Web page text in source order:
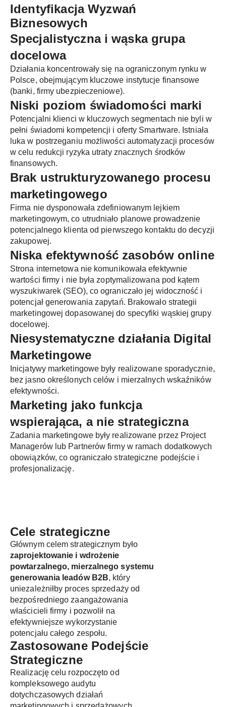
Identyfikacja Wyzwań
Biznesowych
Specjalistyczna i wąska grupa
docelowa
Działania koncentrowały się na ograniczonym rynku w
Polsce, obejmującym kluczowe instytucje finansowe
(banki, firmy ubezpieczeniowe).
Niski poziom świadomości marki
Potencjalni klienci w kluczowych segmentach nie byli w
pełni świadomi kompetencji i oferty Smartware. Istniała
luka w postrzeganiu możliwości automatyzacji procesów
w celu redukcji ryzyka utraty znacznych środków
finansowych.
Brak ustrukturyzowanego procesu
marketingowego
Firma nie dysponowała zdefiniowanym lejkiem
marketingowym, co utrudniało planowe prowadzenie
potencjalnego klienta od pierwszego kontaktu do decyzji
zakupowej.
Niska efektywność zasobów online
Strona internetowa nie komunikowała efektywnie
wartości firmy i nie była zoptymalizowana pod kątem
wyszukiwarek (SEO), co ograniczało jej widoczność i
potencjał generowania zapytań. Brakowało strategii
marketingowej dopasowanej do specyfiki wąskiej grupy
docelowej.
Niesystematyczne działania Digital
Marketingowe
Inicjatywy marketingowe były realizowane sporadycznie,
bez jasno określonych celów i mierzalnych wskaźników
efektywności.
Marketing jako funkcja
wspierająca, a nie strategiczna
Zadania marketingowe były realizowane przez Project
Managerów lub Partnerów firmy w ramach dodatkowych
obowiązków, co ograniczało strategiczne podejście i
profesjonalizację.
Cele strategiczne
Głównym celem strategicznym było
zaprojektowanie i wdrożenie
powtarzalnego, mierzalnego systemu
generowania leadów B2B, który
uniezależniłby proces sprzedaży od
bezpośredniego zaangażowania
właścicieli firmy i pozwolił na
efektywniejsze wykorzystanie
potencjału całego zespołu.
Zastosowane Podejście
Strategiczne
Realizację celu rozpoczęto od
kompleksowego audytu
dotychczasowych działań